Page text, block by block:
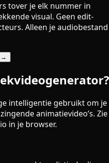
tover je elk nummer in
visual. Geen edit-
Alleen je audiobestand
→
intelligentie gebruikt om je
animatievideo’s. Zie
in je browser.